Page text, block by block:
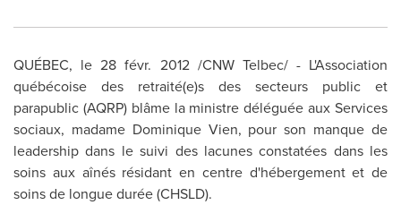
QUÉBEC, le 28 févr. 2012 /CNW Telbec/ - L'Association
québécoise des retraité(e)s des secteurs public et
parapublic (AQRP) blâme la ministre déléguée aux Services
sociaux, madame Dominique Vien, pour son manque de
leadership dans le suivi des lacunes constatées dans les
soins aux aînés résidant en centre d'hébergement et de
soins de longue durée (CHSLD).